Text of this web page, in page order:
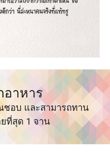
อาหาร
อบ และสามารถทาน
ที่สุด 1 จาน